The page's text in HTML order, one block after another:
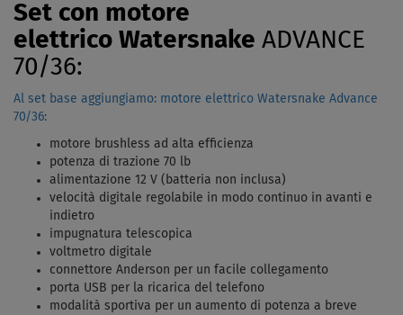
Set con motore
elettrico Watersnake ADVANCE
70/36:
Al set base aggiungiamo: motore elettrico Watersnake Advance
70/36:
motore brushless ad alta efficienza
potenza di trazione 70 lb
alimentazione 12 V (batteria non inclusa)
velocità digitale regolabile in modo continuo in avanti e
indietro
impugnatura telescopica
voltmetro digitale
connettore Anderson per un facile collegamento
porta USB per la ricarica del telefono
modalità sportiva per un aumento di potenza a breve